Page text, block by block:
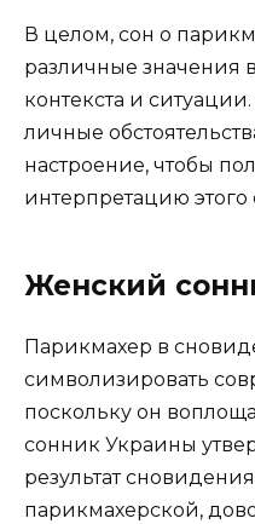
В целом, сон о
различные значения
контекста и
личные
настроение, чтобы
интерпретацию этого
Женский
Парикмахер в
символизировать
поскольку он
сонник Украины
результат
парикмахерской,